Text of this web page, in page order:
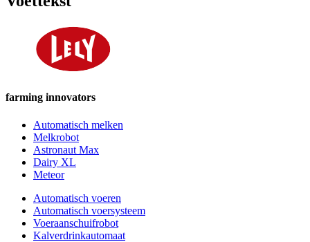
farming innovators
Automatisch melken
Melkrobot
Astronaut Max
Dairy XL
Meteor
Automatisch voeren
Automatisch voersysteem
Voeraanschuifrobot
Kalverdrinkautomaat